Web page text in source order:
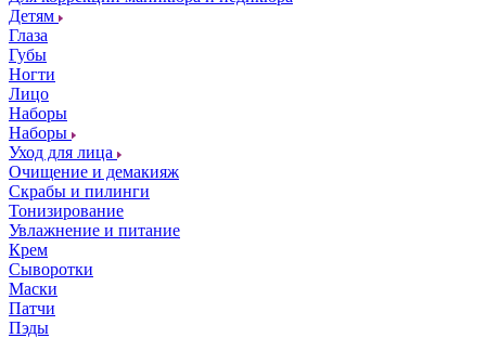
Детям
Глаза
Губы
Ногти
Лицо
Наборы
Наборы
Уход для лица
Очищение и демакияж
Скрабы и пилинги
Тонизирование
Увлажнение и питание
Крем
Сыворотки
Маски
Патчи
Пэды